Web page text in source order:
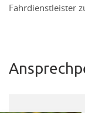
Fahrdienstleister